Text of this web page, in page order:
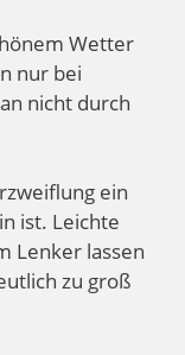
Wetter
nur bei
nicht durch
ein
ist. Leichte
Lenker lassen
zu groß